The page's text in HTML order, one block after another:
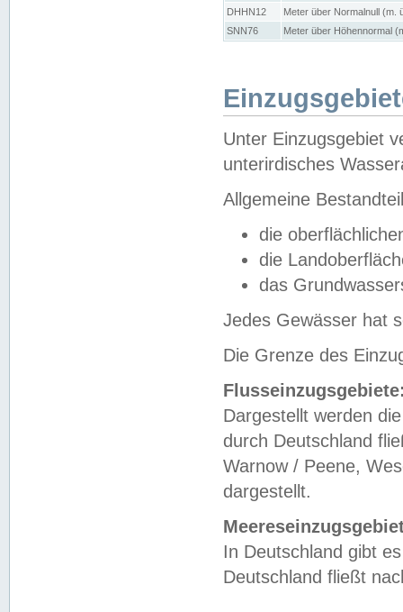
DHHN12
Meter über Normalnull (m.
SNN76
Meter über Höhennormal
Unter Einzugsgebiet
unterirdisches
Allgemeine
die
die
das
Jedes Gewässer hat
Die Grenze des
Dargestellt werden
durch Deutschland
Warnow / Peene,
dargestellt.
In Deutschland gibt
Deutschland fließt